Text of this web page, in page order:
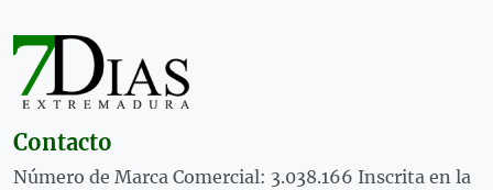
Contacto
Número de Marca Comercial: 3.038.166 Inscrita en la